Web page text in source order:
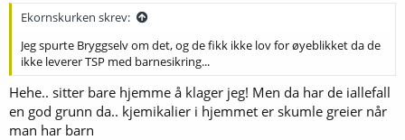
Ekornskurken skrev:
Jeg spurte Bryggselv om det, og de fikk ikke lov for øyeblikket da de
ikke leverer TSP med barnesikring...
Hehe.. sitter bare hjemme å klager jeg! Men da har de iallefall
en god grunn da.. kjemikalier i hjemmet er skumle greier når
man har barn